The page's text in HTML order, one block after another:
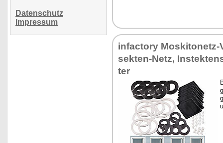
Datenschutz
Impressum
in­fac­to­ry
sek­ten-Netz,
ter